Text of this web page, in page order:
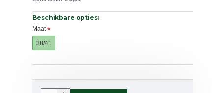
Beschikbare opties:
Maat
38/41